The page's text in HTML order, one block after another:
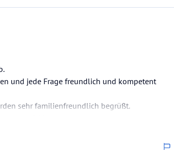
und jede Frage freundlich und kompetent
sehr familienfreundlich begrüßt.